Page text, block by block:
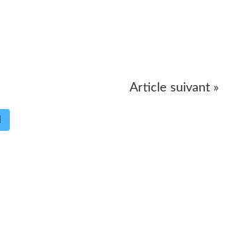
Article suivant »